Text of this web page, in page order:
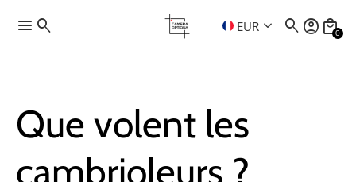
menu search EUR keyboard_arrow_down search account_circle local_mall
0
Que volent les
cambrioleurs ?